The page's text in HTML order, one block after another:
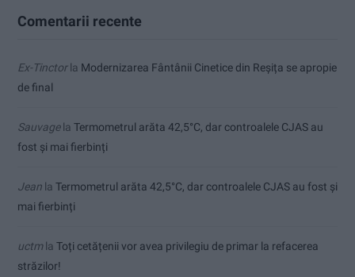
Comentarii recente
Ex-Tinctorla Modernizarea Fântânii Cinetice din Reșița se apropie
de final
Sauvagela Termometrul arăta 42,5°C, dar controalele CJAS au
fost și mai fierbinți
Jean la Termometrul arăta 42,5°C, dar controalele CJAS au fost și
mai fierbinți
uctmla Toți cetățenii vor avea privilegiu de primar la refacerea
străzilor!